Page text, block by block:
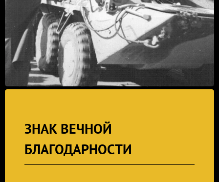
ЗНАК ВЕЧНОЙ
БЛАГОДАРНОСТИ